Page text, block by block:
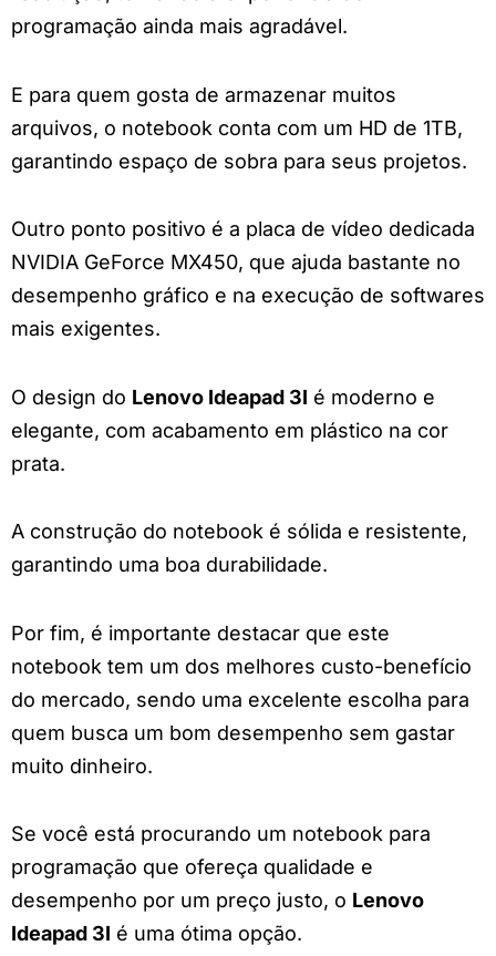
programação ainda mais agradável.
E para quem gosta de armazenar muitos
arquivos, o notebook conta com um HD de 1TB,
garantindo espaço de sobra para seus projetos.
Outro ponto positivo é a placa de vídeo dedicada
NVIDIA GeForce MX450, que ajuda bastante no
desempenho gráfico e na execução de softwares
mais exigentes.
O design do Lenovo Ideapad 3I é moderno e
elegante, com acabamento em plástico na cor
prata.
A construção do notebook é sólida e resistente,
garantindo uma boa durabilidade.
Por fim, é importante destacar que este
notebook tem um dos melhores custo-benefício
do mercado, sendo uma excelente escolha para
quem busca um bom desempenho sem gastar
muito dinheiro.
Se você está procurando um notebook para
programação que ofereça qualidade e
desempenho por um preço justo, o Lenovo
Ideapad 3I é uma ótima opção.